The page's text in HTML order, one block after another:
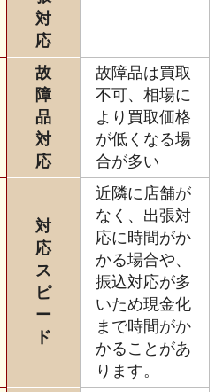
対
応
故
障
品
対
応
故障品は買取
不可、相場に
より買取価格
が低くなる場
合が多い
対
応
ス
ピ
ー
ド
近隣に店舗が
なく、出張対
応に時間がか
かる場合や、
振込対応が多
いため現金化
まで時間がか
かることがあ
ります。